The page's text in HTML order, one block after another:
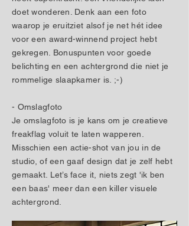
doet wonderen. Denk aan een foto
waarop je eruitziet alsof je net hét idee
voor een award-winnend project hebt
gekregen. Bonuspunten voor goede
belichting en een achtergrond die niet je
rommelige slaapkamer is. ;-)
- Omslagfoto
Je omslagfoto is je kans om je creatieve
freakflag voluit te laten wapperen.
Misschien een actie-shot van jou in de
studio, of een gaaf design dat je zelf hebt
gemaakt. Let’s face it, niets zegt 'ik ben
een baas' meer dan een killer visuele
achtergrond.